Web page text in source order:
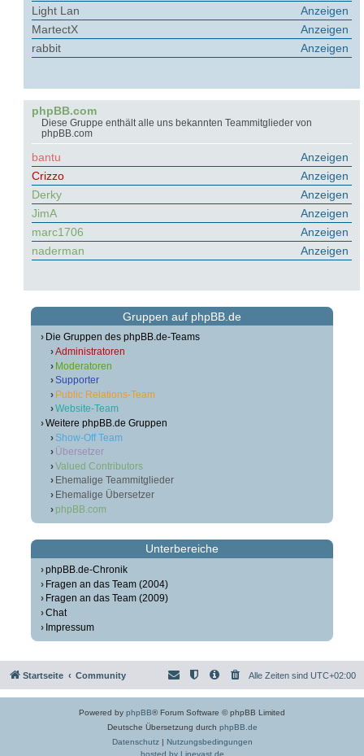
Anzeigen
Light Lan
Anzeigen
MartectX
Anzeigen
rabbit
phpBB.com
Diese Gruppe enthält alle uns bekannten Teammitglieder von
phpBB.com
Anzeigen
bantu
Anzeigen
Crizzo
Anzeigen
Derky
Anzeigen
JimA
Anzeigen
marc1706
Anzeigen
naderman
Gruppen auf phpBB.de
Die Gruppen des phpBB.de-Teams
Administratoren
Moderatoren
Supporter
Public Relations-Team
Website-Team
Weitere phpBB.de Gruppen
Show-Off Team
Übersetzer
Valued Contributors
Ehemalige Teammitglieder
Ehemalige Übersetzer
phpBB.com
Unterbereiche
phpBB.de-Chronik
Fragen an das Team (2004)
Fragen an das Team (2009)
Chat
Impressum
Startseite Community Alle Zeiten sind UTC+02:00
Powered by phpBB® Forum Software © phpBB Limited
Deutsche Übersetzung durch phpBB.de
Datenschutz| Nutzungsbedingungen
hosted by Linevast.de